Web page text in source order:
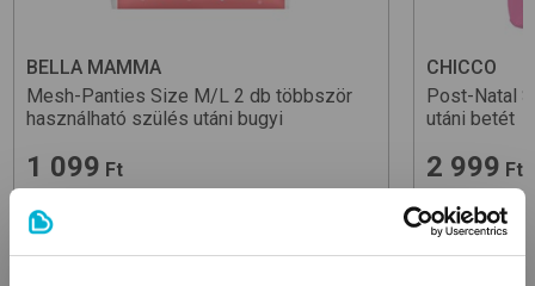
BELLA MAMMA
Mesh-Panties Size M/L 2 db többször
használható szülés utáni bugyi
1 099 Ft
CHICCO
Post-Natal
utáni betét
2 999 Ft